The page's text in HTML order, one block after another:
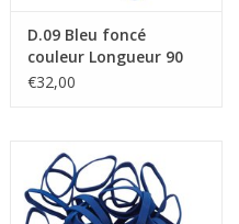
D.09 Bleu foncé
couleur Longueur 90
mm, Largeur 4 mm
€32,00